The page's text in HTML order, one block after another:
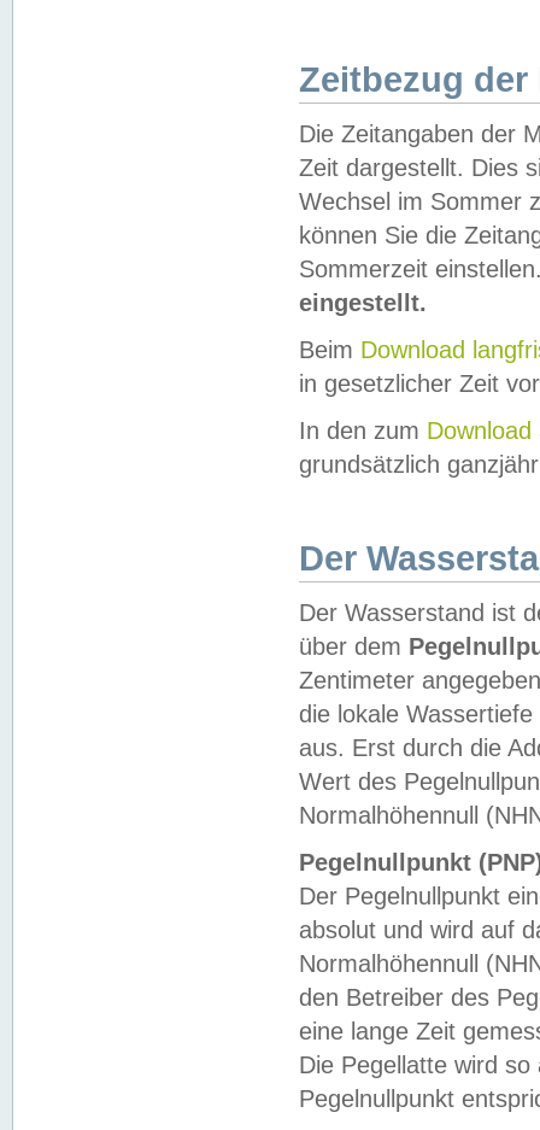
Zeitbezug der
Die Zeitangaben der
Zeit dargestellt. Dies
Wechsel im Sommer
können Sie die
Sommerzeit
eingestellt.
Beim Download
in gesetzlicher Zeit
In den zum Download
grundsätzlich
Der
Der Wasserstand ist
über dem
Zentimeter
die lokale
aus. Erst durch die
Wert des
Normalhöhennull
Pegelnullpunkt
Der Pegelnullpunkt
absolut und wird auf
Normalhöhennull
den Betreiber des
eine lange Zeit
Die Pegellatte wird
Pegelnullpunkt